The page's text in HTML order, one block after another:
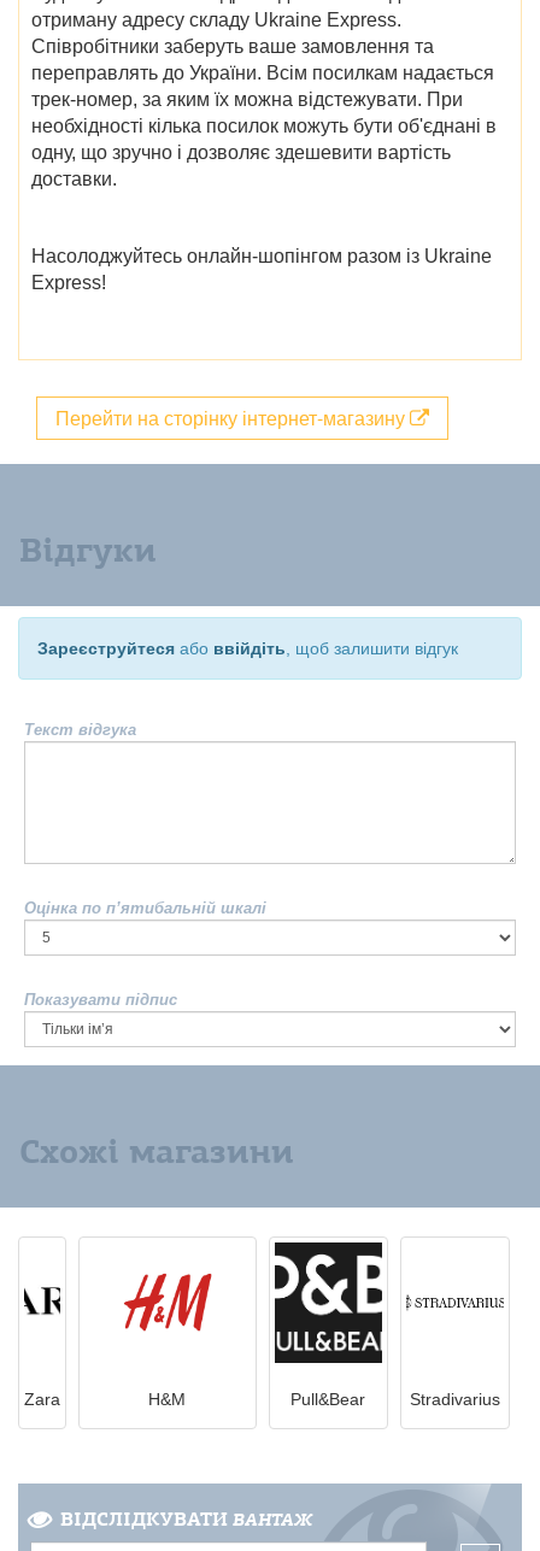
отриману адресу складу Ukraine Express.
Співробітники заберуть ваше замовлення та
переправлять до України. Всім посилкам надається
трек-номер, за яким їх можна відстежувати. При
необхідності кілька посилок можуть бути об'єднані в
одну, що зручно і дозволяє здешевити вартість
доставки.
Насолоджуйтесь онлайн-шопінгом разом із Ukraine
Express!
Перейти на сторінку інтернет-магазину
Відгуки
Зареєструйтеся або ввійдіть , щоб залишити відгук
Текст відгука
Оцінка по п’ятибальній шкалі
Показувати підпис
Схожі магазини
Zara H&M Pull&Bear Stradivarius
ВІДСЛІДКУВАТИ ВАНТАЖ